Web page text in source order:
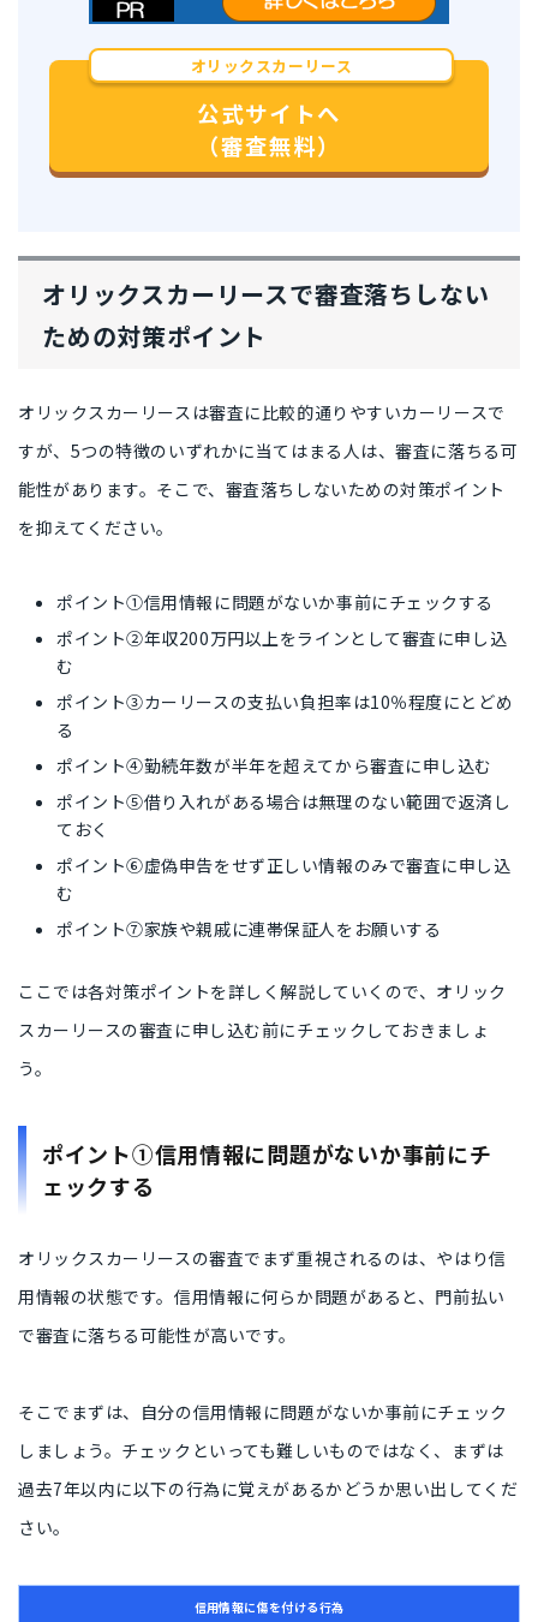
オリックスカーリース
公式サイトへ
（審査無料）
オリックスカーリースで審査落ちしない
ための対策ポイント
オリックスカーリースは審査に比較的通りやすいカーリースで
すが、5つの特徴のいずれかに当てはまる人は、審査に落ちる可
能性があります。そこで、審査落ちしないための対策ポイント
を抑えてください。
ポイント①信用情報に問題がないか事前にチェックする
ポイント②年収200万円以上をラインとして審査に申し込
む
ポイント③カーリースの支払い負担率は10％程度にとどめ
る
ポイント④勤続年数が半年を超えてから審査に申し込む
​​ポイント⑤借り入れがある場合は無理のない範囲で返済し
ておく
ポイント⑥虚偽申告をせず正しい情報のみで審査に申し込
む
ポイント⑦家族や親戚に連帯保証人をお願いする
ここでは各対策ポイントを詳しく解説していくので、オリック
スカーリースの審査に申し込む前にチェックしておきましょ
う。
ポイント①信用情報に問題がないか事前にチ
ェックする
オリックスカーリースの審査でまず重視されるのは、やはり信
用情報の状態です。信用情報に何らか問題があると、門前払い
で審査に落ちる可能性が高いです。
そこでまずは、自分の信用情報に問題がないか事前にチェック
しましょう。チェックといっても難しいものではなく、まずは
過去7年以内に以下の行為に覚えがあるかどうか思い出してくだ
さい。
信用情報に傷を付ける行為